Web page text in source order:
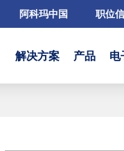
阿科玛中国 职位
解决方案 产品 电